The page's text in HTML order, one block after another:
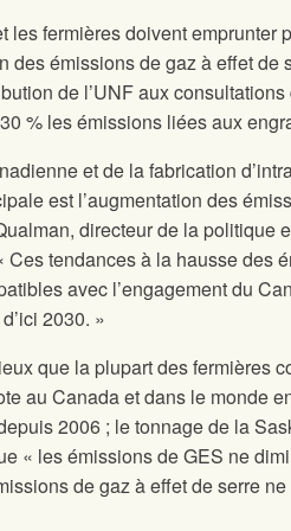
fermières doivent emprunter
émissions de gaz à effet de
de l’UNF aux consultations
% les émissions liées aux
et de la fabrication
est l’augmentation des
directeur de la politique
Ces tendances à la hausse des
avec l’engagement du
2030. »
que la plupart des fermières
au Canada et dans le monde
2006 ; le tonnage de la
« les émissions de GES ne
de gaz à effet de serre